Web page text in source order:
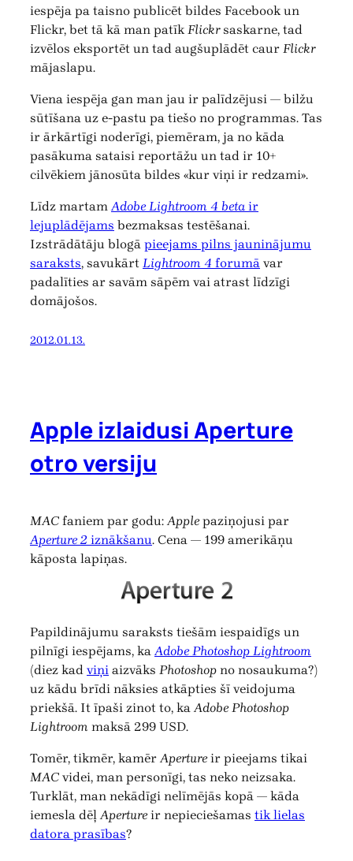
iespēja pa taisno publicēt bildes Facebook un
Flickr, bet tā kā man patīkFlickrsaskarne, tad
izvēlos eksportēt un tad augšuplādēt caur Flickr
mājaslapu.
Viena iespēja gan man jau ir palīdzējusi — bilžu
sūtīšana uz e-pastu pa tiešo no programmas. Tas
ir ārkārtīgi noderīgi, piemēram, ja no kāda
pasākuma sataisi reportāžu un tad ir 10+
cilvēkiem jānosūta bildes «kur viņi ir redzami».
Līdz martamAdobe Lightroom 4 beta ir
lejuplādējams bezmaksas testēšanai.
Izstrādātāju blogā pieejams pilns jauninājumu
saraksts, savukārt Lightroom 4 forumā var
padalīties ar savām sāpēm vai atrast līdzīgi
domājošos.
2012.01.13.
Apple izlaidusi Aperture
otro versiju
MAC faniem par godu:Applepaziņojusi par
Aperture 2 iznākšanu. Cena — 199 amerikāņu
kāposta lapiņas.
Papildinājumu saraksts tiešām iespaidīgs un
pilnīgi iespējams, ka Adobe Photoshop Lightroom
(diez kad viņi aizvāks Photoshop no nosaukuma?)
uz kādu brīdi nāksies atkāpties šī veidojuma
priekšā. It īpaši zinot to, ka Adobe Photoshop
Lightroom maksā 299 USD.
Tomēr, tikmēr, kamērApertureir pieejams tikai
MAC videi, man personīgi, tas neko neizsaka.
Turklāt, man nekādīgi nelīmējās kopā — kāda
iemesla dēļApertureir nepieciešamas tik lielas
datora prasības?